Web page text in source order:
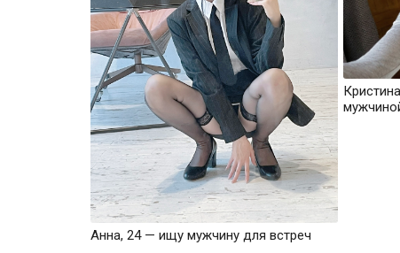
Анна, 24 — ищу мужчину для встреч